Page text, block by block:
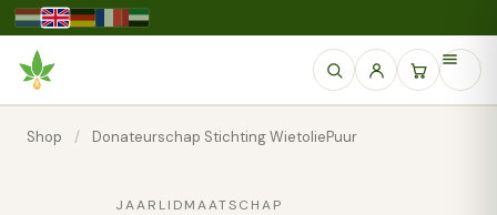
Shop / Donateurschap Stichting WietoliePuur
JAARLIDMAATSCHAP